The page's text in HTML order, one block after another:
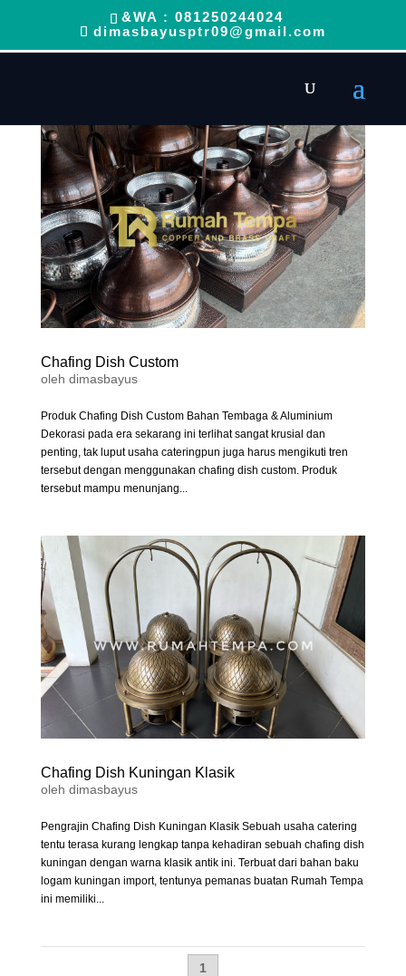
&WA : 081250244024
dimasbayusptr09@gmail.com
Chafing Dish Custom
oleh dimasbayus
Produk Chafing Dish Custom Bahan Tembaga & Aluminium
Dekorasi pada era sekarang ini terlihat sangat krusial dan
penting, tak luput usaha cateringpun juga harus mengikuti tren
tersebut dengan menggunakan chafing dish custom. Produk
tersebut mampu menunjang...
Chafing Dish Kuningan Klasik
oleh dimasbayus
Pengrajin Chafing Dish Kuningan Klasik Sebuah usaha catering
tentu terasa kurang lengkap tanpa kehadiran sebuah chafing dish
kuningan dengan warna klasik antik ini. Terbuat dari bahan baku
logam kuningan import, tentunya pemanas buatan Rumah Tempa
ini memiliki...
1